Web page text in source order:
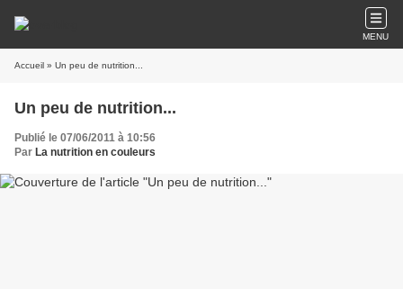
MENU
Accueil » Un peu de nutrition...
Un peu de nutrition...
Publié le 07/06/2011 à 10:56
Par La nutrition en couleurs